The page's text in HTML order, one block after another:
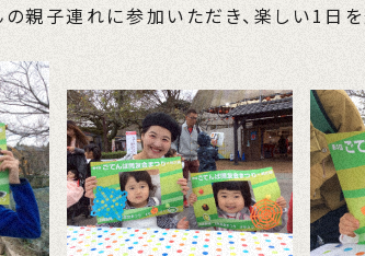
の親子連れに参加いただき、楽しい1日